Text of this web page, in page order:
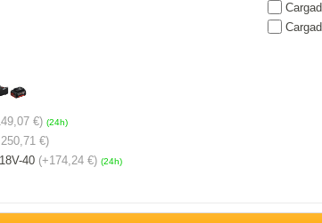
€) (24h)
€)
40 (+174,24 €) (24h)